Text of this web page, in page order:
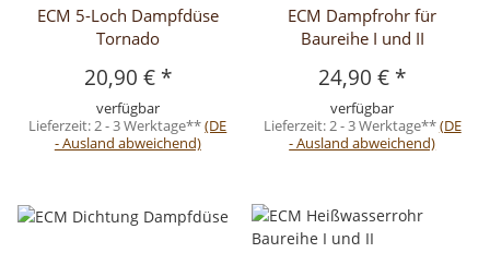
ECM 5-Loch Dampfdüse
Tornado
20,90 € *
verfügbar
Lieferzeit:2 - 3 Werktage**(DE
- Ausland abweichend)
ECM Dampfrohr für
Baureihe I und II
24,90 € *
verfügbar
Lieferzeit:2 - 3 Werktage**(DE
- Ausland abweichend)